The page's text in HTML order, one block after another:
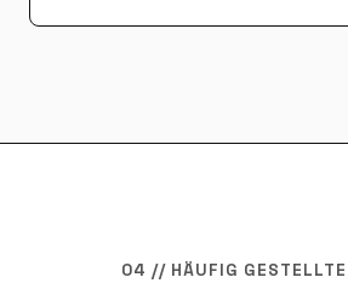
04 // HÄUFIG GESTELLTE